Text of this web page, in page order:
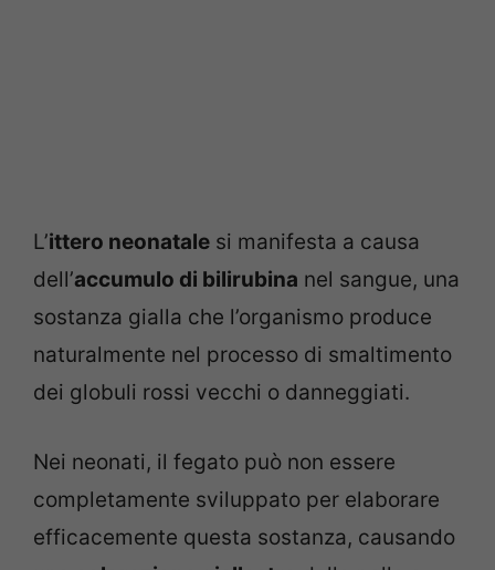
L’ittero neonatale si manifesta a causa
dell’accumulo di bilirubina nel sangue, una
sostanza gialla che l’organismo produce
naturalmente nel processo di smaltimento
dei globuli rossi vecchi o danneggiati.
Nei neonati, il fegato può non essere
completamente sviluppato per elaborare
efficacemente questa sostanza, causando